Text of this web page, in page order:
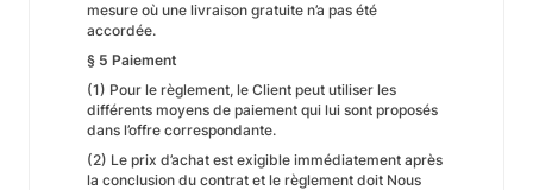
mesure où une livraison gratuite n’a pas été
accordée.
§ 5 Paiement
(1) Pour le règlement, le Client peut utiliser les
différents moyens de paiement qui lui sont proposés
dans l’offre correspondante.
(2) Le prix d’achat est exigible immédiatement après
la conclusion du contrat et le règlement doit Nous